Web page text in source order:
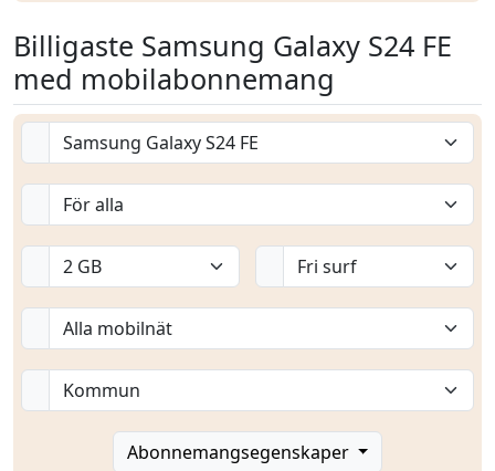
Billigaste Samsung Galaxy S24 FE
med mobilabonnemang
Abonnemangsegenskaper